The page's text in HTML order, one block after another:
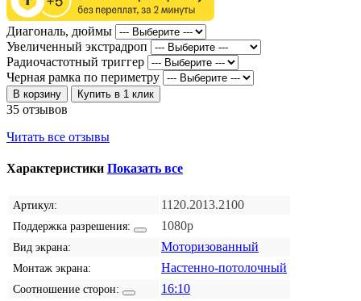
Диагональ, дюймы
Увеличенный экстрадроп
Радиочастотный триггер
Черная рамка по периметру
В корзину Купить в 1 клик
35 отзывов
Читать все отзывы
Характеристики Показать все
Артикул: 1120.2013.2100
Поддержка разрешения: 1080p
Вид экрана: Моторизованный
Монтаж экрана: Настенно-потолочный
Соотношение сторон: 16:10